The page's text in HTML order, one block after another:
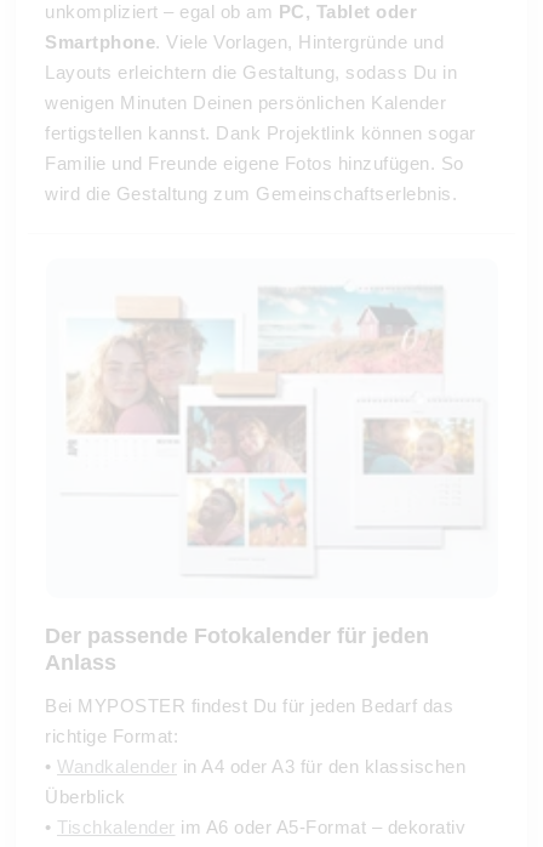
unkompliziert – egal ob am PC, Tablet oder
Smartphone. Viele Vorlagen, Hintergründe und
Layouts erleichtern die Gestaltung, sodass Du in
wenigen Minuten Deinen persönlichen Kalender
fertigstellen kannst. Dank Projektlink können sogar
Familie und Freunde eigene Fotos hinzufügen. So
wird die Gestaltung zum Gemeinschaftserlebnis.
Der passende Fotokalender für jeden
Anlass
Bei MYPOSTER findest Du für jeden Bedarf das
richtige Format:
• Wandkalender in A4 oder A3 für den klassischen
Überblick
• Tischkalender im A6 oder A5-Format – dekorativ